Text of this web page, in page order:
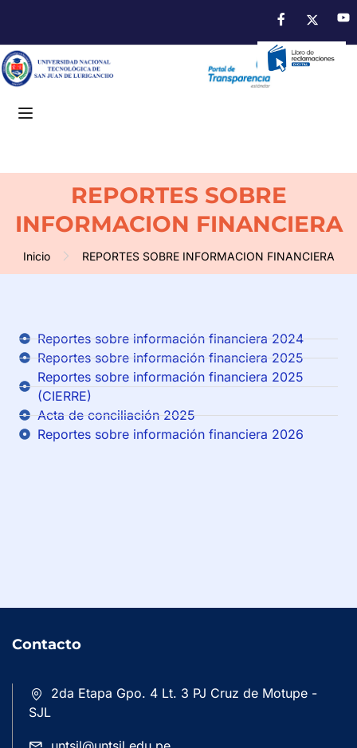
REPORTES SOBRE
INFORMACION FINANCIERA
Inicio REPORTES SOBRE INFORMACION FINANCIERA
Reportes sobre información financiera 2024
Reportes sobre información financiera 2025
Reportes sobre información financiera 2025
(CIERRE)
Acta de conciliación 2025
Reportes sobre información financiera 2026
Contacto
2da Etapa Gpo. 4 Lt. 3 PJ Cruz de Motupe -
SJL